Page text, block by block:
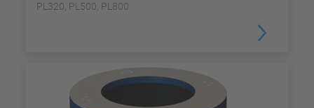
PL320, PL500, PL800